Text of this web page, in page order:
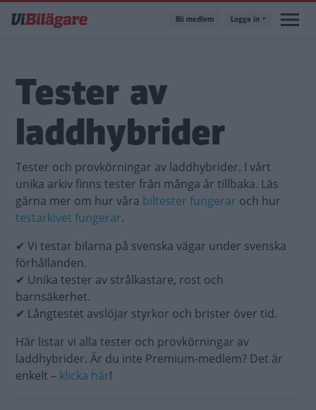
till
Bli medlem Logga in
Tester av
laddhybrider
Tester och provkörningar av laddhybrider. I vårt
unika arkiv finns tester från många år tillbaka. Läs
gärna mer om hur våra biltester fungerar och hur
testarkivet fungerar.
✔ Vi testar bilarna på svenska vägar under svenska
förhållanden.
✔ Unika tester av strålkastare, rost och
barnsäkerhet.
✔ Långtestet avslöjar styrkor och brister över tid.
Här listar vi alla tester och provkörningar av
laddhybrider. Är du inte Premium-medlem? Det är
enkelt – klicka här!